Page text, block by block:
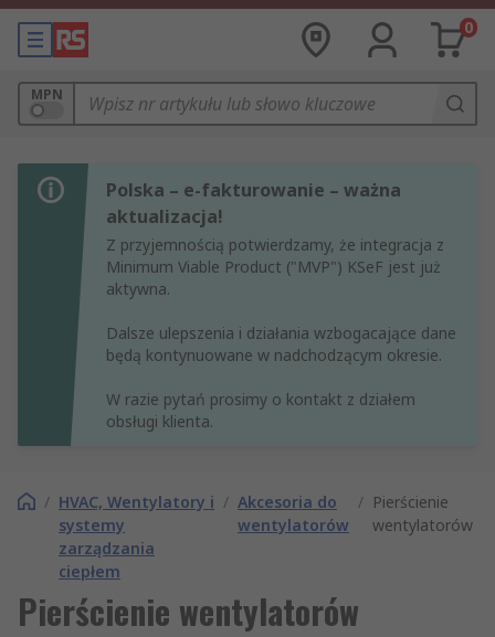
0
MPN
Polska – e-fakturowanie – ważna
aktualizacja!
Z przyjemnością potwierdzamy, że integracja z
Minimum Viable Product ("MVP") KSeF jest już
aktywna.
Dalsze ulepszenia i działania wzbogacające dane
będą kontynuowane w nadchodzącym okresie.
W razie pytań prosimy o kontakt z działem
obsługi klienta.
/ HVAC, Wentylatory i
systemy
zarządzania
ciepłem
/ Akcesoria do
wentylatorów
/ Pierścienie
wentylatorów
Pierścienie wentylatorów